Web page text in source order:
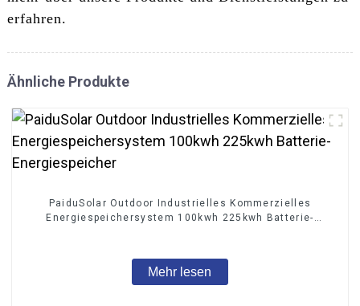
erfahren.
Ähnliche Produkte
PaiduSolar Outdoor Industrielles Kommerzielles
Energiespeichersystem 100kwh 225kwh Batterie-
Mehr lesen